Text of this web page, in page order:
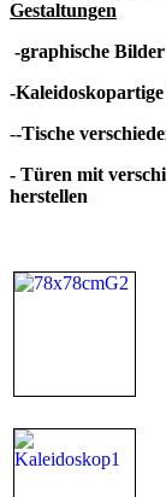
Gestaltungen
-graphische Bilder
-
--Tische
- Türen mit
herstellen